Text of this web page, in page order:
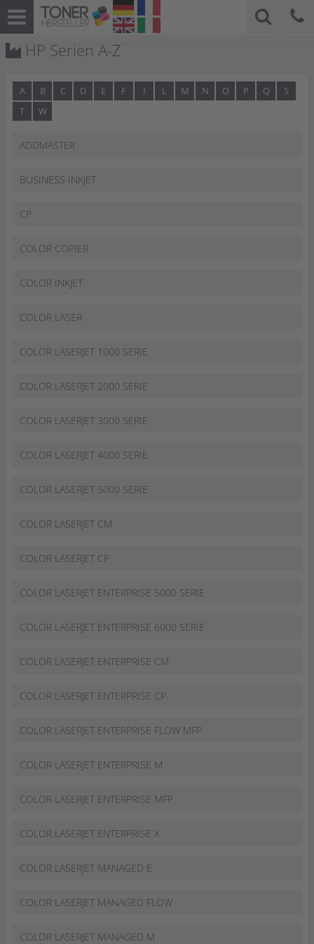
HP Serien A-Z
A B C D E F I L M N O P Q
S
T
W
ADDMASTER
BUSINESS INKJET
CP
COLOR COPIER
COLOR INKJET
COLOR LASER
COLOR LASERJET 1000 SERIE
COLOR LASERJET 2000 SERIE
COLOR LASERJET 3000 SERIE
COLOR LASERJET 4000 SERIE
COLOR LASERJET 5000 SERIE
COLOR LASERJET CM
COLOR LASERJET CP
COLOR LASERJET ENTERPRISE 5000 SERIE
COLOR LASERJET ENTERPRISE 6000 SERIE
COLOR LASERJET ENTERPRISE CM
COLOR LASERJET ENTERPRISE CP
COLOR LASERJET ENTERPRISE FLOW MFP
COLOR LASERJET ENTERPRISE M
COLOR LASERJET ENTERPRISE MFP
COLOR LASERJET ENTERPRISE X
COLOR LASERJET MANAGED E
COLOR LASERJET MANAGED FLOW
COLOR LASERJET MANAGED M